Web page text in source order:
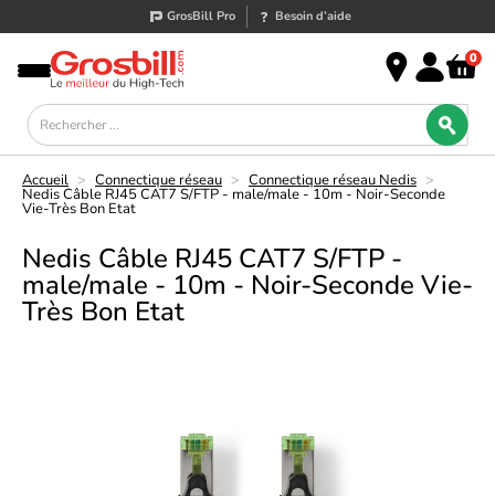
GrosBill Pro Besoin d’aide
0
Accueil > Connectique réseau > Connectique réseau Nedis >
Nedis Câble RJ45 CAT7 S/FTP - male/male - 10m - Noir-Seconde
Vie-Très Bon Etat
Nedis Câble RJ45 CAT7 S/FTP -
male/male - 10m - Noir-Seconde Vie-
Très Bon Etat